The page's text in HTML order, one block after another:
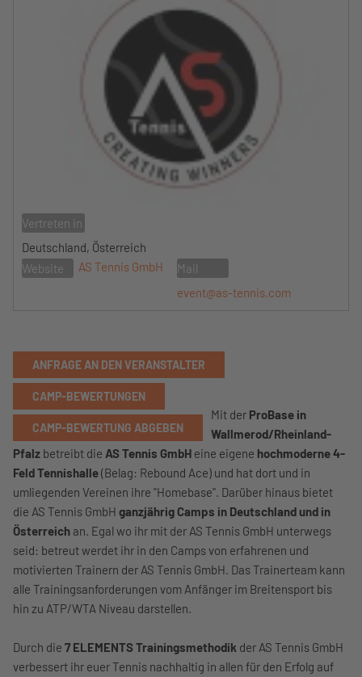
Vertreten in
Deutschland, Österreich
Website
AS Tennis GmbH
Mail
event@as-tennis.com
ANFRAGE AN DEN VERANSTALTER
CAMP-BEWERTUNGEN
CAMP-BEWERTUNG ABGEBEN
Mit der ProBase in
Wallmerod/Rheinland-
Pfalz betreibt die AS Tennis GmbH eine eigene hochmoderne 4-
Feld Tennishalle(Belag: Rebound Ace) und hat dort und in
umliegenden Vereinen ihre "Homebase". Darüber hinaus bietet
die AS Tennis GmbH ganzjährig Camps in Deutschland und in
Österreich an. Egal wo ihr mit der AS Tennis GmbH unterwegs
seid: betreut werdet ihr in den Camps von erfahrenen und
motivierten Trainern der AS Tennis GmbH. Das Trainerteam kann
alle Trainingsanforderungen vom Anfänger im Breitensport bis
hin zu ATP/WTA Niveau darstellen.
Durch die 7 ELEMENTS Trainingsmethodik der AS Tennis GmbH
verbessert ihr euer Tennis nachhaltig in allen für den Erfolg auf